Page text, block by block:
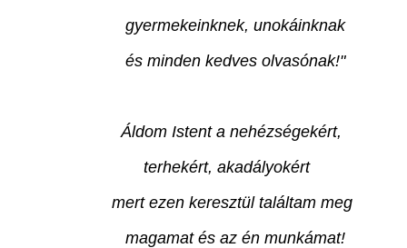
gyermekeinknek, unokáinknak
és minden kedves olvasónak!"
Áldom Istent a nehézségekért,
terhekért, akadályokért
mert ezen keresztül találtam meg
magamat és az én munkámat!